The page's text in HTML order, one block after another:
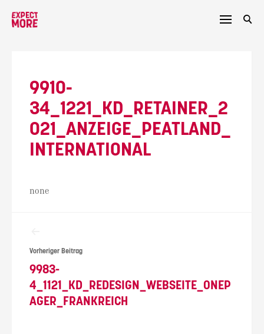
9910-
34_1221_KD_RETAINER_2
021_ANZEIGE_PEATLAND_
INTERNATIONAL
none
Vorheriger Beitrag
9983-
4_1121_KD_REDESIGN_WEBSEITE_ONEP
AGER_FRANKREICH